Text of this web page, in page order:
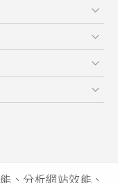
、分析網站效能、
guide